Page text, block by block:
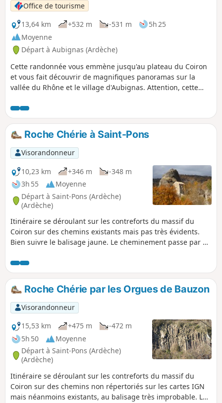
Office de tourisme
13,64 km
+532 m -531 m
5h 25
Moyenne
Départ à Aubignas (Ardèche)
Cette randonnée vous emmène jusqu'au plateau du Coiron
et vous fait découvrir de magnifiques panoramas sur la
vallée du Rhône et le village d'Aubignas. Attention, cette
les barrières derrière vous.
Roche Chérie à Saint-Pons
Visorandonneur
10,23 km
+346 m
-348 m
3h 55
Moyenne
Départ à Saint-Pons (Ardèche)
(Ardèche)
Itinéraire se déroulant sur les contreforts du massif du
Coiron sur des chemins existants mais pas très évidents.
Bien suivre le balisage jaune. Le cheminement passe par de
panoramas sont superbes, puis descend par une barre
rocheuse à Roche Chérie : un vestige du très important
passé volcanique de ce massif. Une petite chapelle est
adossée au neck.
Roche Chérie par les Orgues de Bauzon
Visorandonneur
15,53 km
+475 m
-472 m
5h 50
Moyenne
Départ à Saint-Pons (Ardèche)
(Ardèche)
Itinéraire se déroulant sur les contreforts du massif du
Coiron sur des chemins non répertoriés sur les cartes IGN
mais néanmoins existants, au balisage très improbable. Le